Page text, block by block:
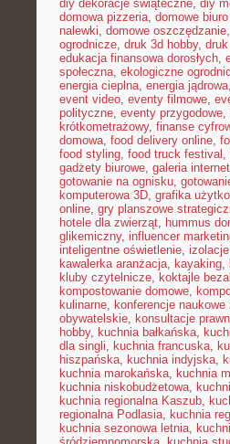
diy dekoracje świąteczne, diy
domowa pizzeria, domowe
nalewki, domowe oszczędzanie,
ogrodnicze, druk 3d hobby,
edukacja finansowa dorosłych,
społeczna, ekologiczne
energia cieplna, energia jądrowa,
event video, eventy filmowe,
polityczne, eventy przygodowe,
krótkometrażowy, finanse
domowa, food delivery online,
food styling, food truck festival ,
gadżety biurowe, galeria
gotowanie na ognisku,
komputerowa 3D, grafika
online, gry planszowe
hotele dla zwierząt, hummus
glikemiczny, influencer
inteligentne oświetlenie,
kawalerka aranżacja, kayaking,
kluby czytelnicze, koktajle
kompostowanie domowe,
kulinarne, konferencje naukowe
obywatelskie, konsultacje
hobby, kuchnia bałkańska,
dla singli, kuchnia francuska,
hiszpańska, kuchnia indyjska,
kuchnia marokańska, kuchnia
kuchnia niskobudżetowa,
kuchnia regionalna Kaszub,
regionalna Podlasia, kuchnia
kuchnia sezonowa letnia,